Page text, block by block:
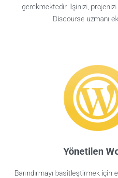
gerekmektedir. İşinizi,
Discourse uzmanı
Yönetilen
Barındırmayı basitleştirmek için